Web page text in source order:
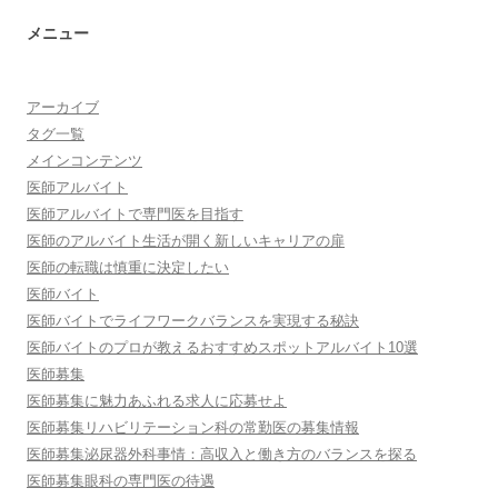
メニュー
アーカイブ
タグ一覧
メインコンテンツ
医師アルバイト
医師アルバイトで専門医を目指す
医師のアルバイト生活が開く新しいキャリアの扉
医師の転職は慎重に決定したい
医師バイト
医師バイトでライフワークバランスを実現する秘訣
医師バイトのプロが教えるおすすめスポットアルバイト10選
医師募集
医師募集に魅力あふれる求人に応募せよ
医師募集リハビリテーション科の常勤医の募集情報
医師募集泌尿器外科事情：高収入と働き方のバランスを探る
医師募集眼科の専門医の待遇